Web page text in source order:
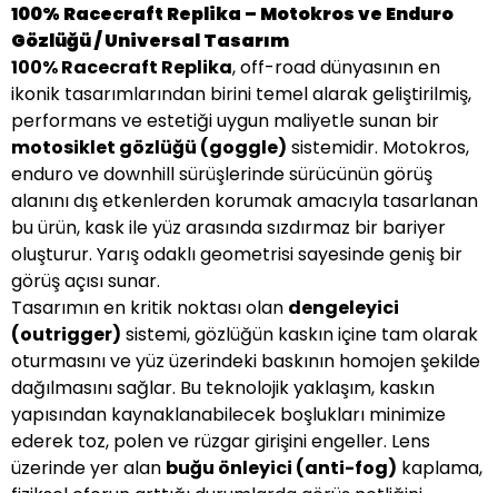
100% Racecraft Replika – Motokros ve Enduro
Gözlüğü / Universal Tasarım
100% Racecraft Replika, off-road dünyasının en
ikonik tasarımlarından birini temel alarak geliştirilmiş,
performans ve estetiği uygun maliyetle sunan bir
motosiklet gözlüğü (goggle) sistemidir. Motokros,
enduro ve downhill sürüşlerinde sürücünün görüş
alanını dış etkenlerden korumak amacıyla tasarlanan
bu ürün, kask ile yüz arasında sızdırmaz bir bariyer
oluşturur. Yarış odaklı geometrisi sayesinde geniş bir
görüş açısı sunar.
Tasarımın en kritik noktası olan dengeleyici
(outrigger) sistemi, gözlüğün kaskın içine tam olarak
oturmasını ve yüz üzerindeki baskının homojen şekilde
dağılmasını sağlar. Bu teknolojik yaklaşım, kaskın
yapısından kaynaklanabilecek boşlukları minimize
ederek toz, polen ve rüzgar girişini engeller. Lens
üzerinde yer alan buğu önleyici (anti-fog) kaplama,